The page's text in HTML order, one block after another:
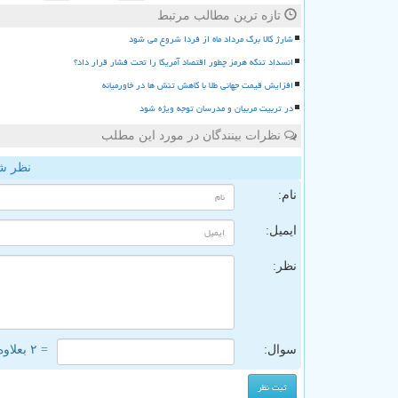
تازه ترین مطالب مرتبط
شارژ کالا برگ مرداد ماه از فردا شروع می شود
انسداد تنگه هرمز چطور اقتصاد آمریکا را تحت فشار قرار داد؟
افزایش قیمت جهانی طلا با کاهش تنش ها در خاورمیانه
در تربیت مربیان و مدرسان توجه ویژه شود
نظرات بینندگان در مورد این مطلب
نظر
نام:
ایمیل:
نظر:
سوال: = ۲ بعلاوه ۵